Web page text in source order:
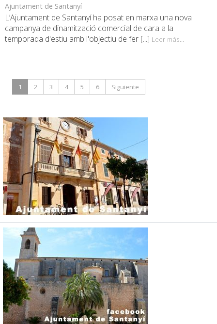
Ajuntament de Santanyí
L’Ajuntament de Santanyí ha posat en marxa una nova
campanya de dinamització comercial de cara a la
temporada d'estiu amb l'objectiu de fer [...] Leer más...
1 2 3 4 5 6 Siguiente